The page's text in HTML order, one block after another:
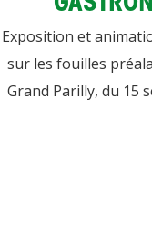
Exposition et
sur les fouilles
Grand Parilly, du 15